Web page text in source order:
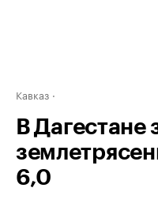
Кавказ
В Дагестане
6,0